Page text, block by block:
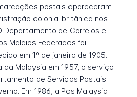
postais apareceram
colonial britânica nos
Departamento de Correios e
Malaios Federados foi
em 1º de janeiro de 1905.
Malaysia em 1957, o serviço
de Serviços Postais
Em 1986, a Pos Malaysia